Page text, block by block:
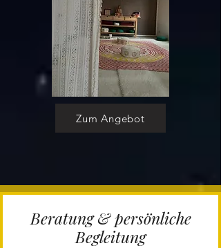
Zum Angebot
Beratung & persönliche
Begleitung